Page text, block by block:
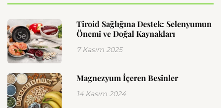
Tiroid Sağlığına Destek: Selenyumun
Önemi ve Doğal Kaynakları
7 Kasım 2025
Magnezyum İçeren Besinler
14 Kasım 2024